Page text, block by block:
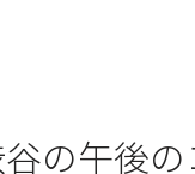
の午後の